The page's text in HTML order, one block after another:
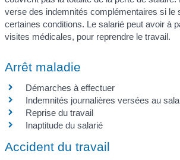
verse des indemnités complémentaires si le
certaines conditions. Le salarié peut avoir à
visites médicales, pour reprendre le travail.
Arrêt maladie
Démarches à effectuer
Indemnités journalières versées au
Reprise du travail
Inaptitude du salarié
Accident du travail